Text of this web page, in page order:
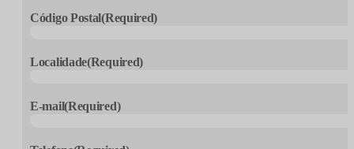
Código Postal(Required)
Localidade(Required)
E-mail(Required)